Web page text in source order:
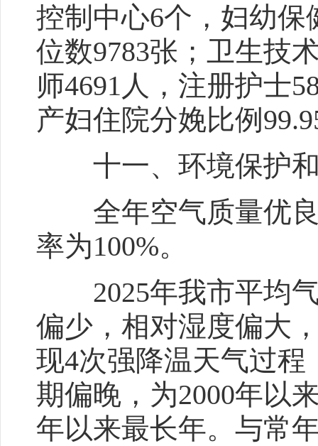
控制中心6个，妇幼
位数9783张；卫生技
师4691人，注册护士
产妇住院分娩比例
十一、环境保护和
全年空气质量优良
率为100%。
2025年我市平均气
偏少，相对湿度偏大
现4次强降温天气过
期偏晚，为2000年以
年以来最长年。与常